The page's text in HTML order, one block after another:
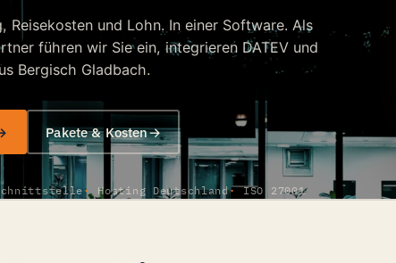
Reisekosten und Lohn. In einer Software. Als
führen wir Sie ein, integrieren DATEV und
Bergisch Gladbach.
Pakete & Kosten
Schnittstelle Hosting Deutschland ISO 27001